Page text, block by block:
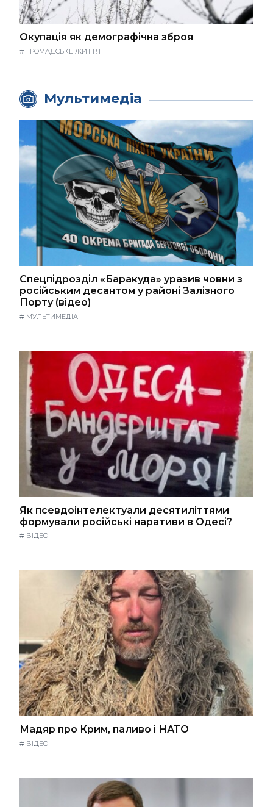
Окупація як демографічна зброя
# ГРОМАДСЬКЕ ЖИТТЯ
Мультимедіа
Спецпідрозділ «Баракуда» уразив човни з
російським десантом у районі Залізного
Порту (відео)
# МУЛЬТИМЕДІА
Як псевдоінтелектуали десятиліттями
формували російські наративи в Одесі?
# ВІДЕО
Мадяр про Крим, паливо і НАТО
# ВІДЕО